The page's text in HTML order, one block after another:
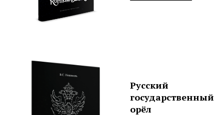
Русский
государственный
орёл